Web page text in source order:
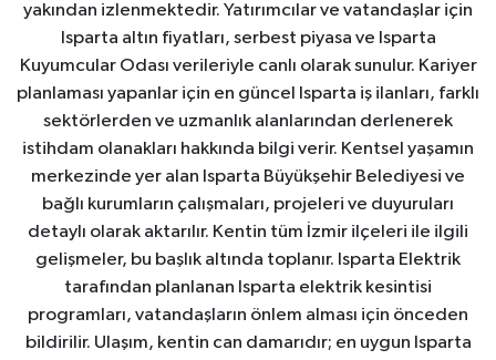
yakından izlenmektedir. Yatırımcılar ve vatandaşlar için
Isparta altın fiyatları, serbest piyasa ve Isparta
Kuyumcular Odası verileriyle canlı olarak sunulur. Kariyer
planlaması yapanlar için en güncel Isparta iş ilanları, farklı
sektörlerden ve uzmanlık alanlarından derlenerek
istihdam olanakları hakkında bilgi verir. Kentsel yaşamın
merkezinde yer alan Isparta Büyükşehir Belediyesi ve
bağlı kurumların çalışmaları, projeleri ve duyuruları
detaylı olarak aktarılır. Kentin tüm İzmir ilçeleri ile ilgili
gelişmeler, bu başlık altında toplanır. Isparta Elektrik
tarafından planlanan Isparta elektrik kesintisi
programları, vatandaşların önlem alması için önceden
bildirilir. Ulaşım, kentin can damarıdır; en uygun Isparta